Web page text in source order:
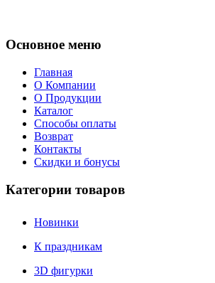
Основное меню
Главная
О Компании
О Продукции
Каталог
Способы оплаты
Возврат
Контакты
Скидки и бонусы
Категории товаров
Новинки
К праздникам
3D фигурки